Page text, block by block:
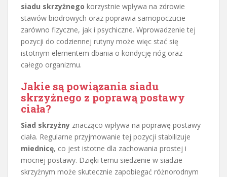
siadu skrzyżnego korzystnie wpływa na zdrowie
stawów biodrowych oraz poprawia samopoczucie
zarówno fizyczne, jak i psychiczne. Wprowadzenie tej
pozycji do codziennej rutyny może więc stać się
istotnym elementem dbania o kondycję nóg oraz
całego organizmu.
Jakie są powiązania siadu
skrzyżnego z poprawą postawy
ciała?
Siad skrzyżny znacząco wpływa na poprawę postawy
ciała. Regularne przyjmowanie tej pozycji stabilizuje
miednicę, co jest istotne dla zachowania prostej i
mocnej postawy. Dzięki temu siedzenie w siadzie
skrzyżnym może skutecznie zapobiegać różnorodnym